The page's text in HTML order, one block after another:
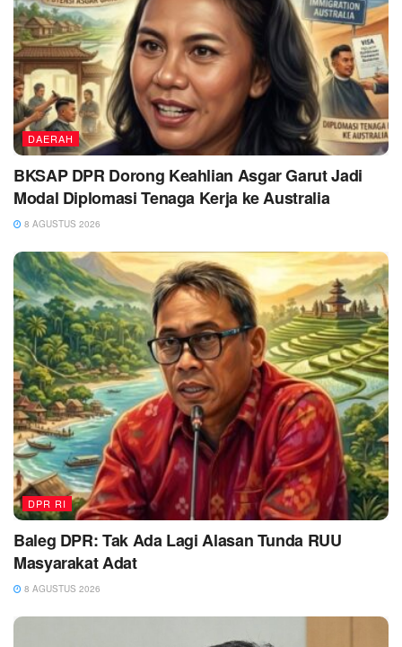
DAERAH
BKSAP DPR Dorong Keahlian Asgar Garut Jadi
Modal Diplomasi Tenaga Kerja ke Australia
8 AGUSTUS 2026
DPR RI
Baleg DPR: Tak Ada Lagi Alasan Tunda RUU
Masyarakat Adat
8 AGUSTUS 2026